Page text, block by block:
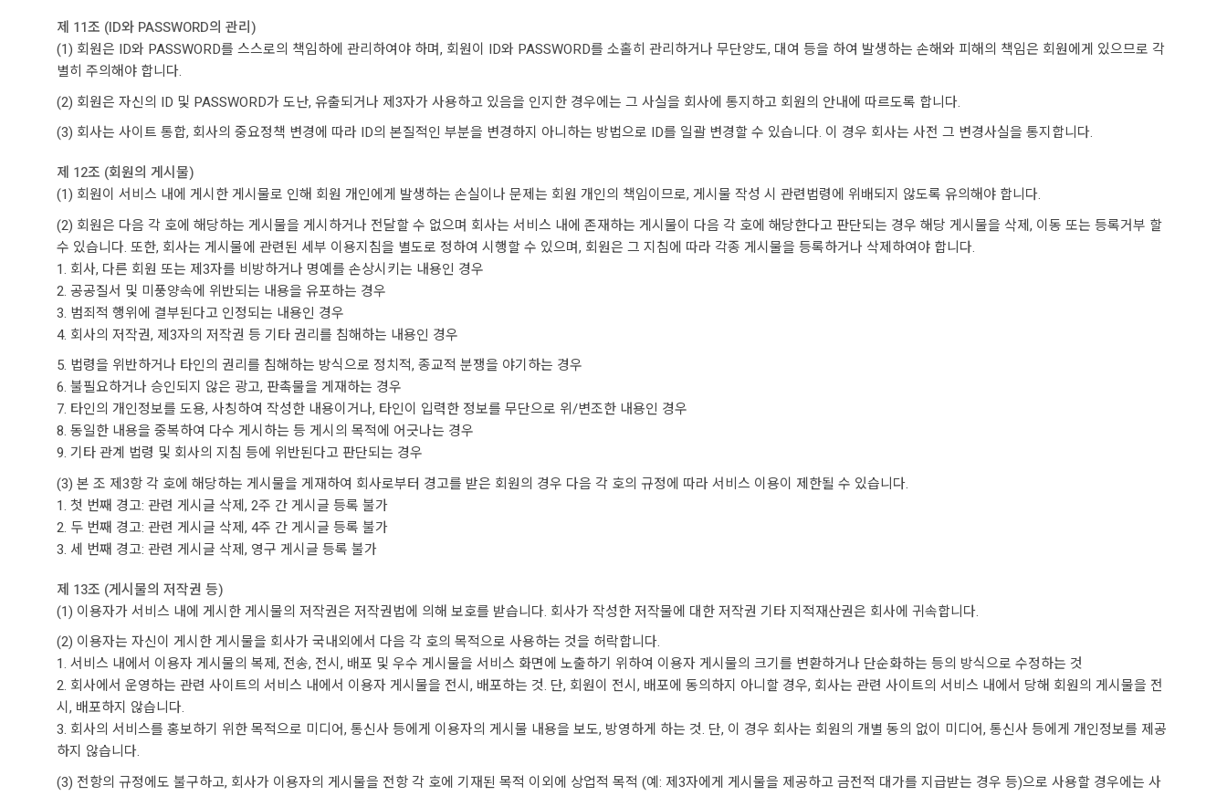
제 11조 (ID와 PASSWORD의 관리)
(1) 회원은 ID와 PASSWORD를 스스로의 책임하에 관리하여야 하며, 회원이 ID와 PASSWORD를 소홀히 관리하거나 무단양도, 대여 등을 하여 발생하는 손해와 피해의 책임은 회원에게 있으므로 각
별히 주의해야 합니다.
(2) 회원은 자신의 ID 및 PASSWORD가 도난, 유출되거나 제3자가 사용하고 있음을 인지한 경우에는 그 사실을 회사에 통지하고 회원의 안내에 따르도록 합니다.
(3) 회사는 사이트 통합, 회사의 중요정책 변경에 따라 ID의 본질적인 부분을 변경하지 아니하는 방법으로 ID를 일괄 변경할 수 있습니다. 이 경우 회사는 사전 그 변경사실을 통지합니다.
제 12조 (회원의 게시물)
(1) 회원이 서비스 내에 게시한 게시물로 인해 회원 개인에게 발생하는 손실이나 문제는 회원 개인의 책임이므로, 게시물 작성 시 관련법령에 위배되지 않도록 유의해야 합니다.
(2) 회원은 다음 각 호에 해당하는 게시물을 게시하거나 전달할 수 없으며 회사는 서비스 내에 존재하는 게시물이 다음 각 호에 해당한다고 판단되는 경우 해당 게시물을 삭제, 이동 또는 등록거부 할
수 있습니다. 또한, 회사는 게시물에 관련된 세부 이용지침을 별도로 정하여 시행할 수 있으며, 회원은 그 지침에 따라 각종 게시물을 등록하거나 삭제하여야 합니다.
1. 회사, 다른 회원 또는 제3자를 비방하거나 명예를 손상시키는 내용인 경우
2. 공공질서 및 미풍양속에 위반되는 내용을 유포하는 경우
3. 범죄적 행위에 결부된다고 인정되는 내용인 경우
4. 회사의 저작권, 제3자의 저작권 등 기타 권리를 침해하는 내용인 경우
5. 법령을 위반하거나 타인의 권리를 침해하는 방식으로 정치적, 종교적 분쟁을 야기하는 경우
6. 불필요하거나 승인되지 않은 광고, 판촉물을 게재하는 경우
7. 타인의 개인정보를 도용, 사칭하여 작성한 내용이거나, 타인이 입력한 정보를 무단으로 위/변조한 내용인 경우
8. 동일한 내용을 중복하여 다수 게시하는 등 게시의 목적에 어긋나는 경우
9. 기타 관계 법령 및 회사의 지침 등에 위반된다고 판단되는 경우
(3) 본 조 제3항 각 호에 해당하는 게시물을 게재하여 회사로부터 경고를 받은 회원의 경우 다음 각 호의 규정에 따라 서비스 이용이 제한될 수 있습니다.
1. 첫 번째 경고: 관련 게시글 삭제, 2주 간 게시글 등록 불가
2. 두 번째 경고: 관련 게시글 삭제, 4주 간 게시글 등록 불가
3. 세 번째 경고: 관련 게시글 삭제, 영구 게시글 등록 불가
제 13조 (게시물의 저작권 등)
(1) 이용자가 서비스 내에 게시한 게시물의 저작권은 저작권법에 의해 보호를 받습니다. 회사가 작성한 저작물에 대한 저작권 기타 지적재산권은 회사에 귀속합니다.
(2) 이용자는 자신이 게시한 게시물을 회사가 국내외에서 다음 각 호의 목적으로 사용하는 것을 허락합니다.
1. 서비스 내에서 이용자 게시물의 복제, 전송, 전시, 배포 및 우수 게시물을 서비스 화면에 노출하기 위하여 이용자 게시물의 크기를 변환하거나 단순화하는 등의 방식으로 수정하는 것
2. 회사에서 운영하는 관련 사이트의 서비스 내에서 이용자 게시물을 전시, 배포하는 것. 단, 회원이 전시, 배포에 동의하지 아니할 경우, 회사는 관련 사이트의 서비스 내에서 당해 회원의 게시물을 전
시, 배포하지 않습니다.
3. 회사의 서비스를 홍보하기 위한 목적으로 미디어, 통신사 등에게 이용자의 게시물 내용을 보도, 방영하게 하는 것. 단, 이 경우 회사는 회원의 개별 동의 없이 미디어, 통신사 등에게 개인정보를 제공
하지 않습니다.
(3) 전항의 규정에도 불구하고, 회사가 이용자의 게시물을 전항 각 호에 기재된 목적 이외에 상업적 목적 (예: 제3자에게 게시물을 제공하고 금전적 대가를 지급받는 경우 등)으로 사용할 경우에는 사